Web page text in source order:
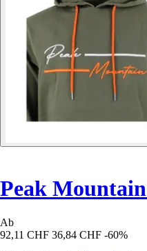
Peak Mountain
Ab
92,11 CHF 36,84 CHF -60%